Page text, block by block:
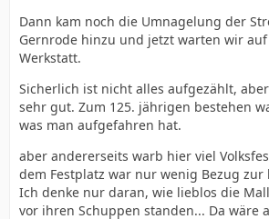
Dann kam noch die Umnagelung der
Gernrode hinzu und jetzt warten wir
Werkstatt.
Sicherlich ist nicht alles aufgezählt,
sehr gut. Zum 125. jährigen bestehen
was man aufgefahren hat.
aber andererseits warb hier viel
dem Festplatz war nur wenig Bezug zur
Ich denke nur daran, wie lieblos die
vor ihren Schuppen standen... Da wäre